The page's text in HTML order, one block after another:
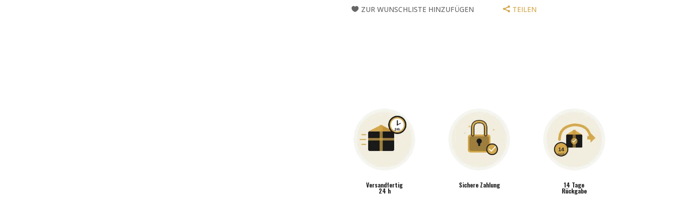
PLAGEZUR WUNSCHLISTE HINZUFÜGEN TEILEN
Versandfertig
24 h
Sichere Zahlung 14 Tage
Rückgabe